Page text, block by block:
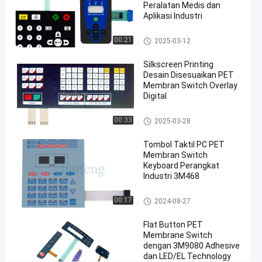
Sakelar
Membran
PET
#
sakelar
membran
kubah
3M 467
perekat
sakelar
kubah
logam
00:21
Peralatan Medis dan
Aplikasi Industri
Saklar Membran PET
2025-03-12
00:33
Silkscreen Printing
Desain Disesuaikan PET
Membran Switch Overlay
Digital
Saklar Membran PET
2025-03-28
00:17
Tombol Taktil PC PET
Membran Switch
Keyboard Perangkat
Industri 3M468
Saklar Membran PET
2024-08-27
Flat Button PET
Membrane Switch
dengan 3M9080 Adhesive
dan LED/EL Technology